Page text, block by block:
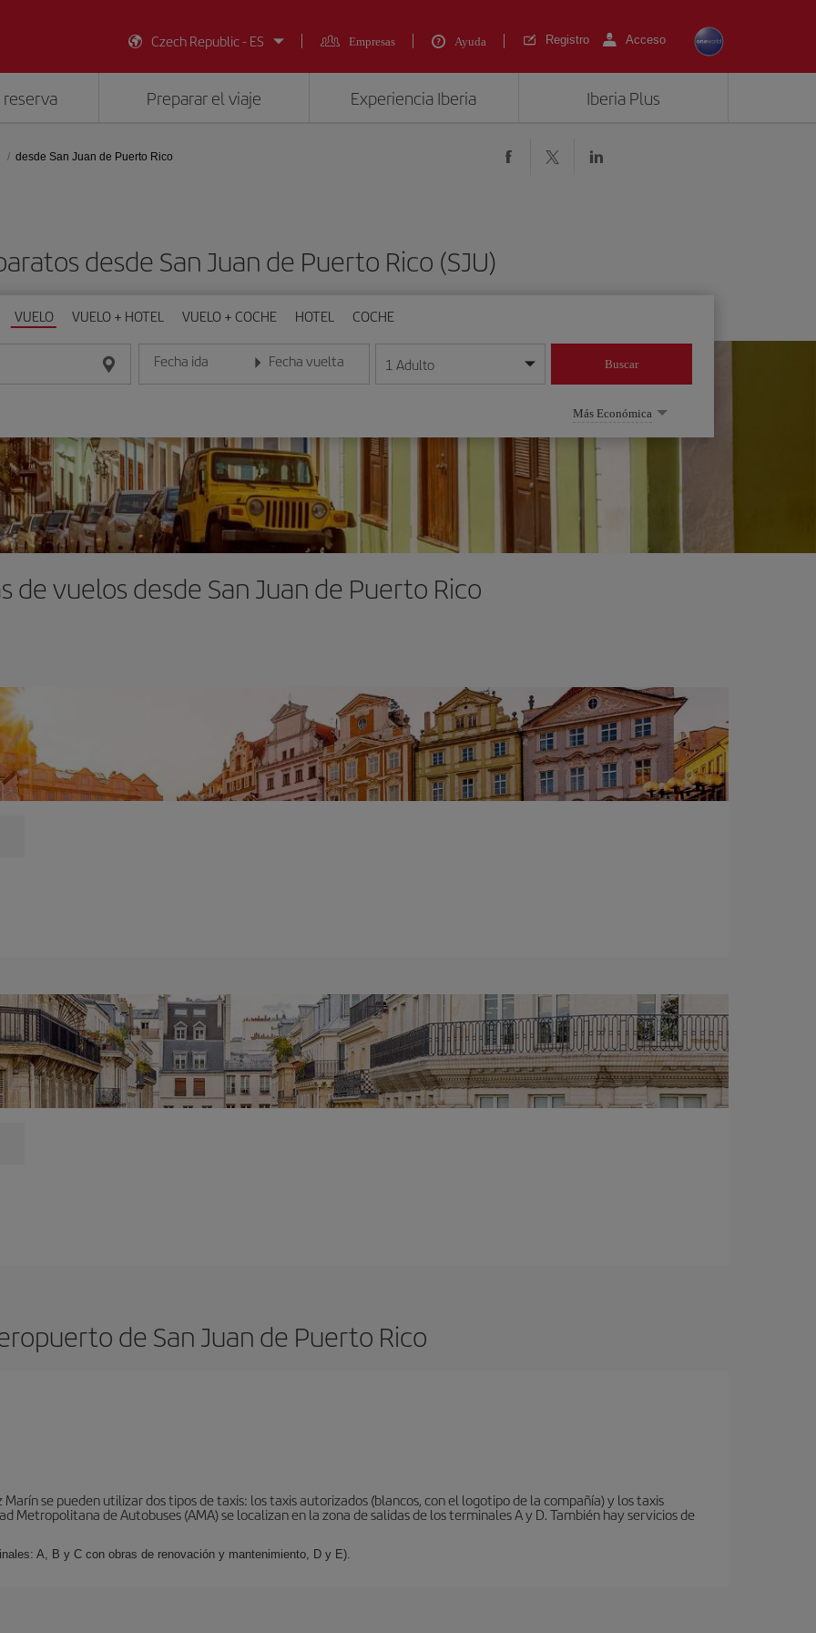
Czech Republic - ES
Empresas Ayuda Registro Acceso
Preparar el viaje Experiencia Iberia Iberia Plus
desde San Juan de Puerto Rico
desde San Juan de Puerto Rico (SJU)
VUELO VUELO + HOTEL VUELO + COCHE HOTEL COCHE
Fecha ida
Introduce la fecha en formato día/mes/año
Fecha vuelta
Introduce la fecha en formato día/mes/año
1 Adulto Buscar
Más Económica
de vuelos desde San Juan de Puerto Rico
de San Juan de Puerto Rico
se pueden utilizar dos tipos de taxis: los taxis autorizados (blancos, con el logotipo de la compañía) y los taxis
Metropolitana de Autobuses (AMA) se localizan en la zona de salidas de los terminales A y D. También hay servicios de
A, B y C con obras de renovación y mantenimiento, D y E).